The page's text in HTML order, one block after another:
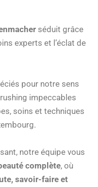
séduit grâce
experts et l’éclat de
pour notre sens
impeccables
soins et techniques
notre équipe vous
complète, où
savoir-faire et